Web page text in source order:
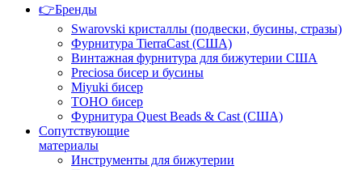
👉Бренды
Swarovski кристаллы (подвески, бусины, стразы)
Фурнитура TierraCast (США)
Винтажная фурнитура для бижутерии США
Preciosa бисер и бусины
Miyuki бисер
TOHO бисер
Фурнитура Quest Beads & Cast (США)
Сопутствующие
материалы
Инструменты для бижутерии